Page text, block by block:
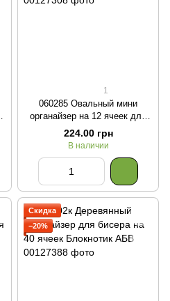
1
060285 Овальный мини
органайзер на 12 ячеек для
бисера Коробушка
224.00 грн
В наличии
Скидка
−20%